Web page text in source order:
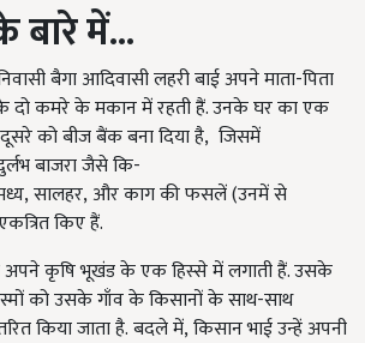
बारे में...
बैगा आदिवासी लहरी बाई अपने माता-पिता
दो कमरे के मकान में रहती हैं. उनके घर का एक
को बीज बैंक बना दिया है, जिसमें
बाजरा जैसे कि-
सालहर, और काग की फसलें (उनमें से
किए हैं.
अपने कृषि भूखंड के एक हिस्से में लगाती हैं. उसके
को उसके गाँव के किसानों के साथ-साथ
किया जाता है. बदले में, किसान भाई उन्हें अपनी